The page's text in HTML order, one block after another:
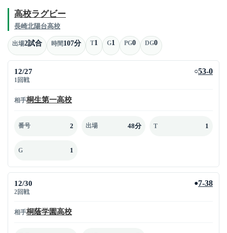
高校ラグビー
長崎北陽台高校
出場2試合 時間107分 T1 G1 PG0 DG0
12/27
1回戦
○53-0
相手桐生第一高校
番号 2 出場 48分 T 1
G 1
12/30
2回戦
●7-38
相手桐蔭学園高校